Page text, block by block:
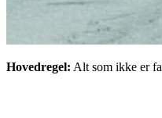
Hovedregel: Alt som ikke er